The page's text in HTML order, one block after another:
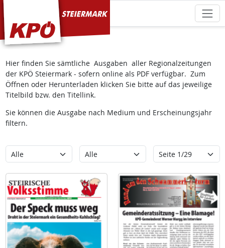
KPÖ Steiermark
Hier finden Sie sämtliche Ausgaben aller Regionalzeitungen
der KPÖ Steiermark - sofern online als PDF verfügbar. Zum
Öffnen oder Herunterladen klicken Sie bitte auf das jeweilige
Titelbild bzw. den Titellink.
Sie können die Ausgabe nach Medium und Erscheinungsjahr
filtern.
Kategorie Erscheinungsjahr Seite